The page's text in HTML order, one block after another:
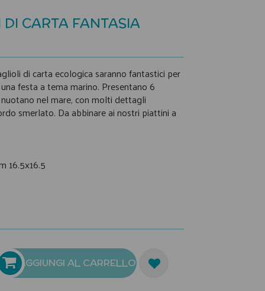
CARTA FANTASIA
di carta ecologica saranno fantastici per
festa a tema marino. Presentano 6
nel mare, con molti dettagli
smerlato. Da abbinare ai nostri piattini a
16.5x16.5
AGGIUNGI AL CARRELLO